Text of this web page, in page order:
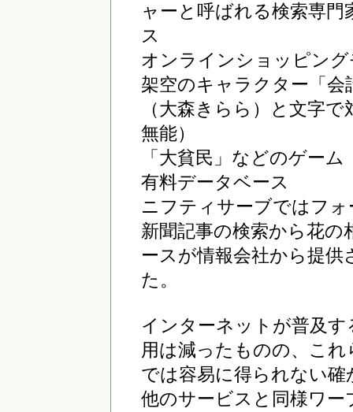
ャーと呼ばれる検索専
ス
オンラインショッピン
架空のキャラクター「
（大森きらら）と文字
無能）
「大貧民」などのゲーム
有料データベース
ニフティサーブではフ
新聞記事の検索から花の
ースが情報会社から提供
た。
インターネットが普及
用は減ったものの、こ
では容易に得られない
他のサービスと同様ワ